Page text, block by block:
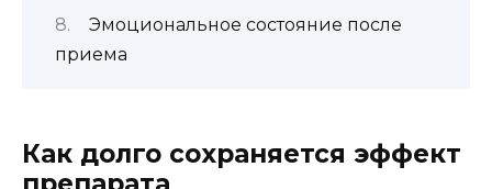
Эмоциональное состояние после
приема
Как долго сохраняется эффект